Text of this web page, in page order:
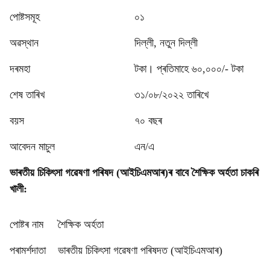
পোষ্টসমূহ ০১
অৱস্থান দিল্লী, নতুন দিল্লী
দৰমহা টকা। প্ৰতিমাহে ৬০,০০০/- টকা
শেষ তাৰিখ ৩১/০৮/২০২২ তাৰিখে
বয়স ৭০ বছৰ
আবেদন মাচুল এন/এ
ভাৰতীয় চিকিৎসা গৱেষণা পৰিষদ (আইচিএমআৰ)ৰ বাবে শৈক্ষিক অৰ্হতা চাকৰি
খালী:
পোষ্টৰ নাম শৈক্ষিক অৰ্হতা
পৰামৰ্শদাতা
ভাৰতীয় চিকিৎসা গৱেষণা পৰিষদত (আইচিএমআৰ)